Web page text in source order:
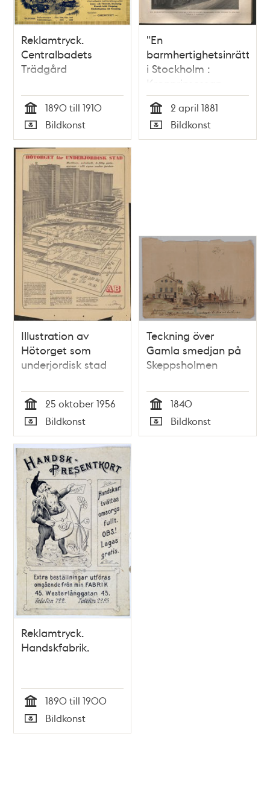
Reklamtryck.
Centralbadets
Trädgård
Tid
1890 till 1910
Typ
Bildkonst
"En
i Stockholm :
Kronprinsessan
Lovisas Vårdanstalt
för sjuka barn" -
tryckt illustration
1881
Tid
2 april 1881
Typ
Bildkonst
Illustration av
Hötorget som
underjordisk stad
Tid
25 oktober 1956
Typ
Bildkonst
Teckning över
Gamla smedjan på
Skeppsholmen
Tid
1840
Typ
Bildkonst
Reklamtryck.
Handskfabrik.
Tid
1890 till 1900
Typ
Bildkonst